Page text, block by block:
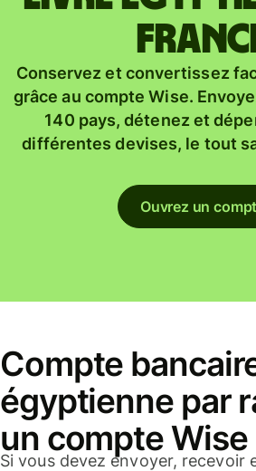
Conservez et convertissez
grâce au compte Wise.
140 pays, détenez et
différentes devises, le tout
Ouvrez un
Compte
égyptienne par
un compte Wise
Si vous devez envoyer, recevoir